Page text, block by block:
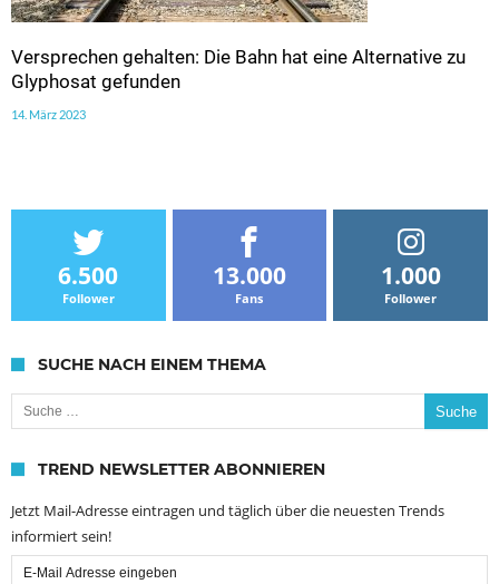
Versprechen gehalten: Die Bahn hat eine Alternative zu
Glyphosat gefunden
14. März 2023
6.500
Follower
13.000
Fans
1.000
Follower
SUCHE NACH EINEM THEMA
Suche nach:
TREND NEWSLETTER ABONNIEREN
Jetzt Mail-Adresse eintragen und täglich über die neuesten Trends
informiert sein!
Email